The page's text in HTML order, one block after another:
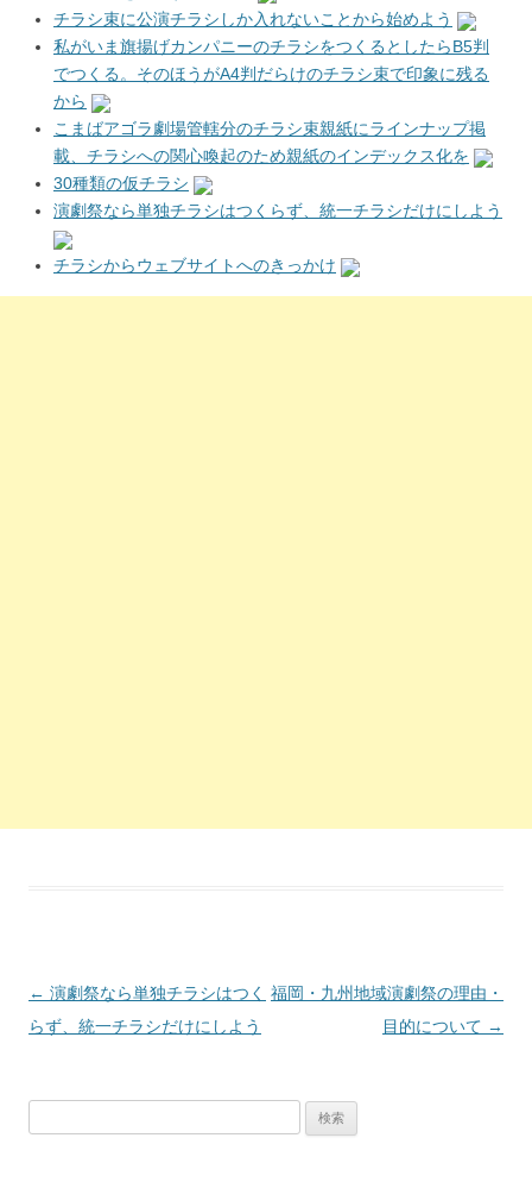
チラシ束に公演チラシしか入れないことから始めよう
私がいま旗揚げカンパニーのチラシをつくるとしたらB5判
でつくる。そのほうがA4判だらけのチラシ束で印象に残る
から
こまばアゴラ劇場管轄分のチラシ束親紙にラインナップ掲
載、チラシへの関心喚起のため親紙のインデックス化を
30種類の仮チラシ
演劇祭なら単独チラシはつくらず、統一チラシだけにしよう
チラシからウェブサイトへのきっかけ
投稿ナビゲーション
← 演劇祭なら単独チラシはつく
らず、統一チラシだけにしよう
福岡・九州地域演劇祭の理由・
目的について →